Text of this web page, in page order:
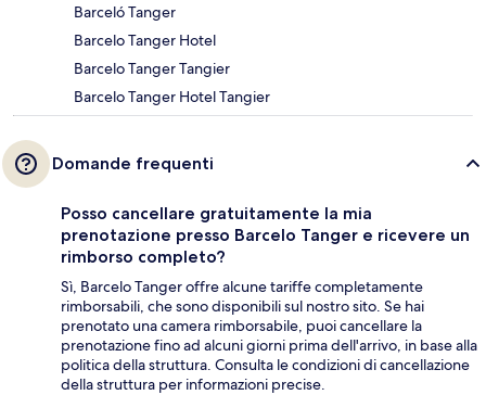
Barceló Tanger
Barcelo Tanger Hotel
Barcelo Tanger Tangier
Barcelo Tanger Hotel Tangier
Domande frequenti
Posso cancellare gratuitamente la mia
prenotazione presso Barcelo Tanger e ricevere un
rimborso completo?
Sì, Barcelo Tanger offre alcune tariffe completamente
rimborsabili, che sono disponibili sul nostro sito. Se hai
prenotato una camera rimborsabile, puoi cancellare la
prenotazione fino ad alcuni giorni prima dell'arrivo, in base alla
politica della struttura. Consulta le condizioni di cancellazione
della struttura per informazioni precise.